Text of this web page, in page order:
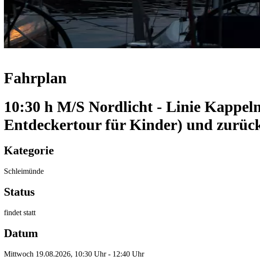
Fahrplan
10:30 h M/S Nordlicht - Linie
Entdeckertour für Kinder) und
Kategorie
Schleimünde
Status
findet statt
Datum
Mittwoch 19.08.2026, 10:30 Uhr - 12:40 Uhr